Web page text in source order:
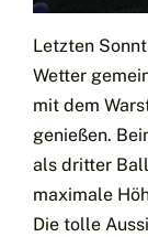
Letzten
Wetter
mit dem
genießen.
als dritter
maximale
Die tolle